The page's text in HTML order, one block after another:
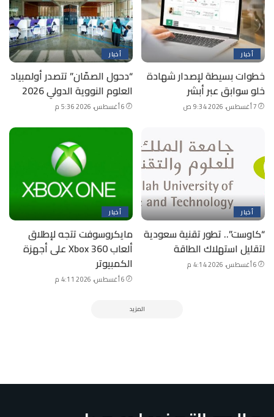
أخبار
خطوات بسيطة لإصدار شهادة
خلو سوابق عبر أبشر
7 أغسطس، 2026 9:34 ص
أخبار
“دحول الصمّان” تتصدر أولمبياد
العلوم النووية الدولي 2026
6 أغسطس، 2026 5:36 م
أخبار
“كاوست”.. تطور تقنية سعودية
لتقليل استهلاك الطاقة
6 أغسطس، 2026 4:14 م
أخبار
مايكروسوفت تتجه لإطلاق
ألعاب Xbox 360 على أجهزة
الكمبيوتر
6 أغسطس، 2026 4:11 م
المزيد